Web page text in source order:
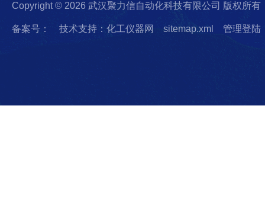
Copyright © 2026 武汉聚力信自动化科技有限公司 版权所有
备案号： 技术支持：化工仪器网 sitemap.xml 管理登陆